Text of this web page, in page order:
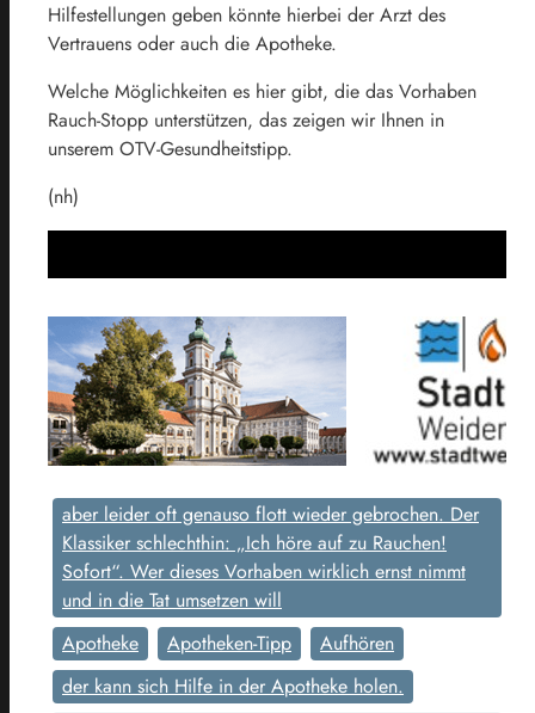
Hilfestellungen geben könnte hierbei der Arzt des
Vertrauens oder auch die Apotheke.
Welche Möglichkeiten es hier gibt, die das Vorhaben
Rauch-Stopp unterstützen, das zeigen wir Ihnen in
unserem OTV-Gesundheitstipp.
(nh)
aber leider oft genauso flott wieder gebrochen. Der
Klassiker schlechthin: „Ich höre auf zu Rauchen!
Sofort“. Wer dieses Vorhaben wirklich ernst nimmt
und in die Tat umsetzen will
Apotheke
Apotheken-Tipp
Aufhören
der kann sich Hilfe in der Apotheke holen.